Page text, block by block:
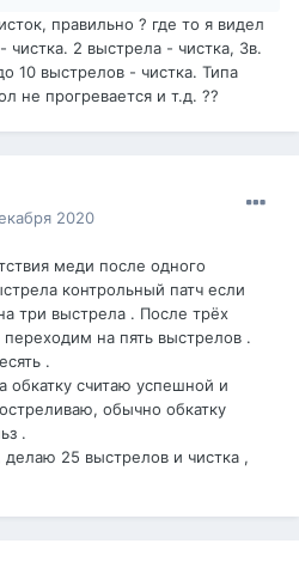
правильно ? где то я видел
2 выстрела - чистка, 3в.
10 выстрелов - чистка. Типа
не прогревается и т.д. ??
2020
меди после одного
контрольный патч если
три выстрела . После трёх
на пять выстрелов .
.
обкатку считаю успешной и
обычно обкатку
.
делаю 25 выстрелов и чистка ,